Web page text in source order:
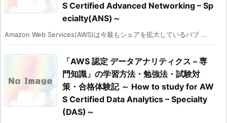
S Certified Advanced Networking – Sp
ecialty(ANS)～
Amazon Web Services(AWS)は今最もシェアを拡大しているパブ ...
「AWS 認定 データアナリティクス – 専
門知識」の学習方法・勉強法・試験対
策・合格体験記 ～ How to study for AW
S Certified Data Analytics – Specialty
(DAS)～